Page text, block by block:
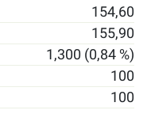
154,60
155,90
1,300 (0,84 %)
100
100